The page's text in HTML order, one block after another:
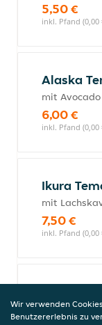
5,50 €
inkl. Pfand (0,00
Alaska
mit Avocado
6,00 €
inkl. Pfand (0,00
Ikura
mit
7,50 €
inkl. Pfand (0,00
mit Lachs
Wir verwenden
Benutzererlebnis zu